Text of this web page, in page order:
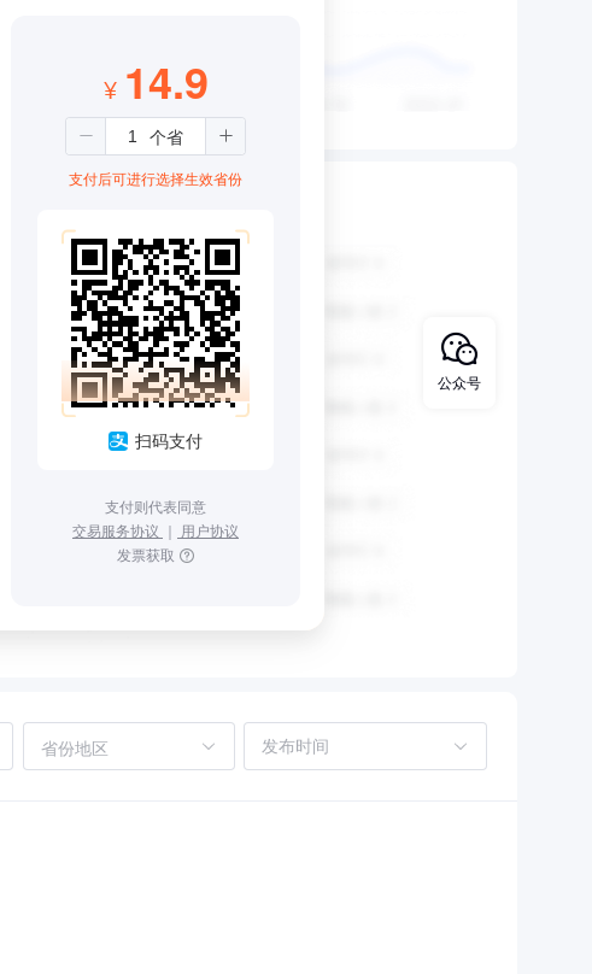
元
¥ 14.9
支付后可进行选择生效省份
扫码支付
支付则代表同意
交易服务协议 ｜ 用户协议
发票获取
省份地区
公众号